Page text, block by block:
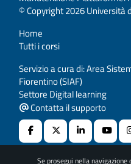
Se prosegui nella
© Copyright 2026 Università
Home
Tutti i corsi
Servizio a cura di: Area
Fiorentino (SIAF)
Settore Digital learning
Contatta il supporto